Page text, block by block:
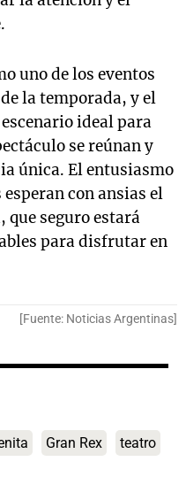
uno de los eventos
la temporada, y el
ideal para
se reúnan y
única. El entusiasmo
con ansias el
que seguro estará
para disfrutar en
[Fuente: Noticias Argentinas]
Gran Rex teatro